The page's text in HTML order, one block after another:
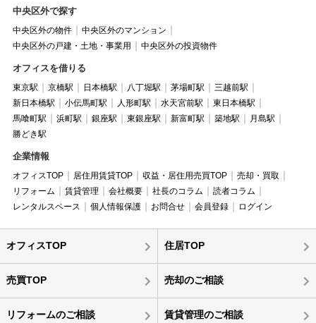
中央区外で探す
中央区外の物件
中央区外のマンション
中央区外の戸建・土地・事業用
中央区外の投資物件
オフィスを借りる
東京駅 京橋駅 日本橋駅 八丁堀駅 茅場町駅
三越前駅
新日本橋駅
小伝馬町駅 人形町駅 水天宮前駅
東日本橋駅
馬喰町駅
浜町駅 銀座駅 東銀座駅 新富町駅 築地駅
月島駅
勝どき駅
企業情報
オフィスTOP 居住用賃貸TOP 収益・居住用売買TOP
売却・買取
リフォーム
賃貸管理 会社概要 社長のコラム
読者コラム
レンタルスペース
個人情報保護 お問合せ 会員登録 ログイン
オフィスTOP 住居TOP
売買TOP 売却のご相談
リフォームのご相談 賃貸管理のご相談